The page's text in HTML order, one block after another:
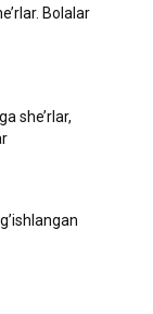
Bolalar
she’rlar,